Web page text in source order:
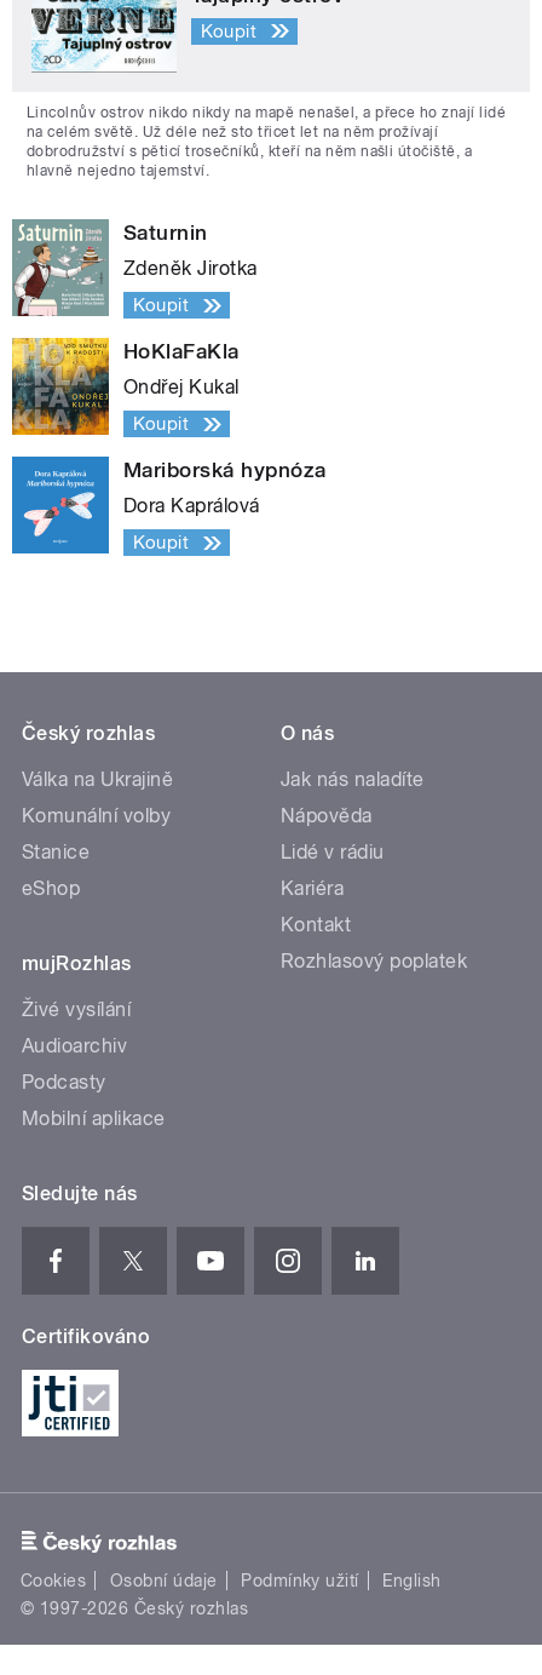
Koupit
Lincolnův ostrov nikdo nikdy na mapě nenašel, a přece ho znají lidé
na celém světě. Už déle než sto třicet let na něm prožívají
dobrodružství s pěticí trosečníků, kteří na něm našli útočiště, a
hlavně nejedno tajemství.
Saturnin
Zdeněk Jirotka
Koupit
HoKlaFaKla
Ondřej Kukal
Koupit
Mariborská hypnóza
Dora Kaprálová
Koupit
Český rozhlas
Válka na Ukrajině
Komunální volby
Stanice
eShop
mujRozhlas
Živé vysílání
Audioarchiv
Podcasty
Mobilní aplikace
O nás
Jak nás naladíte
Nápověda
Lidé v rádiu
Kariéra
Kontakt
Rozhlasový poplatek
Sledujte nás
Certifikováno
Cookies Osobní údaje Podmínky užití
English
© 1997-2026 Český rozhlas